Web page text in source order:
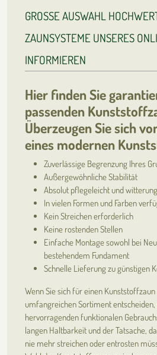
GROSSE AUSWAHL
ZAUNSYSTEME UNSERES
INFORMIEREN
Hier finden Sie
passenden
Überzeugen Sie sich
eines modernen
Zuverlässige Begrenzung Ihres
Außergewöhnliche Stabilität
Absolut pflegeleicht und
In vielen Formen und Farben
Kein Streichen erforderlich
Keine rostenden Stellen
Einfache Montage sowohl bei
bestehendem Fundament
Schnelle Lieferung zu günstigen
Wenn Sie sich für einen
umfangreichen Sortiment
hervorragenden funktionalen
langen Haltbarkeit und der Tatsache,
nie mehr streichen oder entrosten